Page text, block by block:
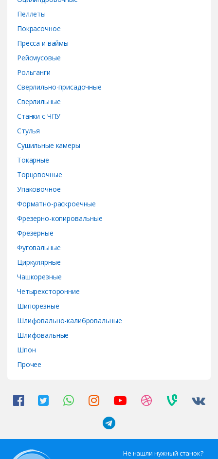
Пеллеты
Покрасочное
Пресса и ваймы
Рейсмусовые
Рольганги
Сверлильно-присадочные
Сверлильные
Станки с ЧПУ
Стулья
Сушильные камеры
Токарные
Торцовочные
Упаковочное
Форматно-раскроечные
Фрезерно-копировальные
Фрезерные
Фуговальные
Циркулярные
Чашкорезные
Четырехсторонние
Шипорезные
Шлифовально-калибровальные
Шлифовальные
Шпон
Прочее
Не нашли нужный станок?